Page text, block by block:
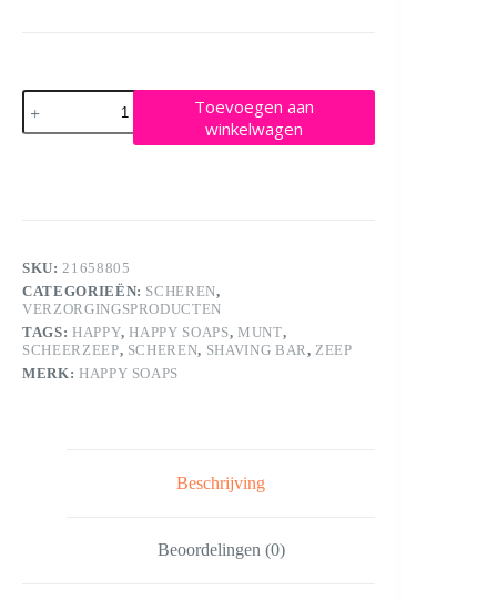
Happy
Soaps
Shaving
Toevoegen aan
winkelwagen
SKU:21658805
CATEGORIEËN: SCHEREN,
VERZORGINGSPRODUCTEN
TAGS: HAPPY,HAPPY SOAPS, MUNT,
SCHEERZEEP, SCHEREN, SHAVING BAR,ZEEP
MERK: HAPPY SOAPS
Beschrijving
Beoordelingen (0)